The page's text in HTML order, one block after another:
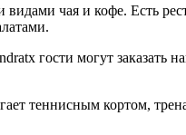
чая и кофе. Есть
гости могут заказать
теннисным кортом,